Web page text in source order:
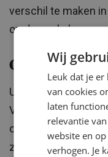
verschil te maken
op de werkvloer.
Ook een
Uiteraard ben ik
Volgens sommige
ontbreekt een
zij zien NLP dus als
Wij
Leuk dat je
van cookies
laten
relevantie
website en
verhogen. Je